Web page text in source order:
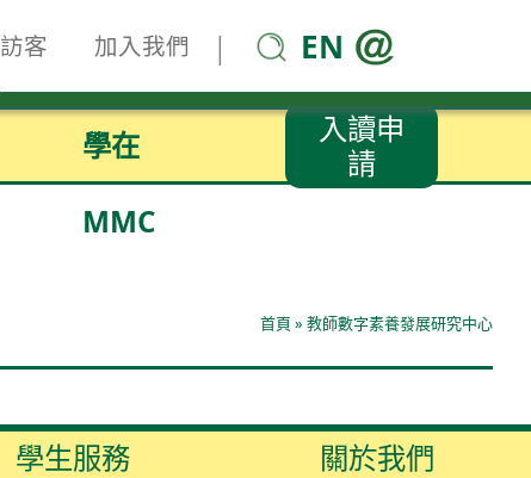
訪客 加入我們 | EN
學在
MMC
入讀申
請
首頁 » 教師數字素養發展研究中心
學生服務 關於我們